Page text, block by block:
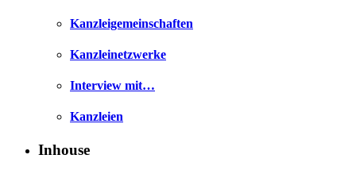
Kanzleigemeinschaften
Kanzleinetzwerke
Interview mit…
Kanzleien
Inhouse